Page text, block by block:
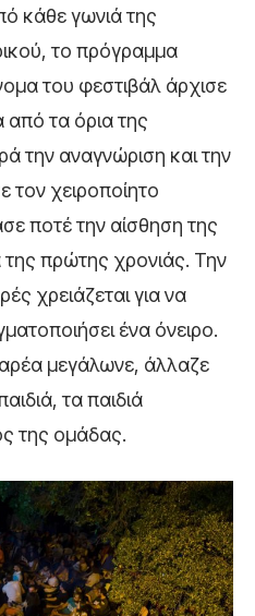
κάθε γωνιά της
το πρόγραμμα
του φεστιβάλ άρχισε
τα όρια της
την αναγνώριση και την
τον χειροποίητο
ποτέ την αίσθηση της
πρώτης χρονιάς. Την
χρειάζεται για να
ένα όνειρο.
μεγάλωνε, άλλαζε
τα παιδιά
της ομάδας.